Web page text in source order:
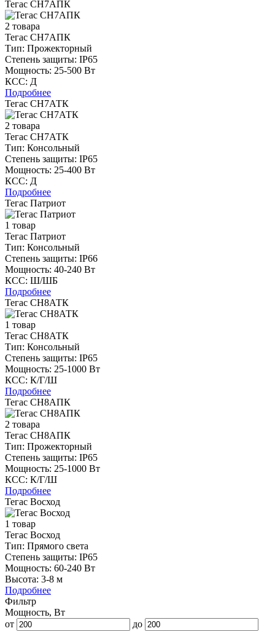
Тегас СН7АПК
2 товара
Тегас СН7АПК
Тип: Прожекторный
Степень защиты: IP65
Мощность: 25-500 Вт
КСС: Д
Подробнее
Тегас СН7АТК
2 товара
Тегас СН7АТК
Тип: Консольный
Степень защиты: IP65
Мощность: 25-400 Вт
КСС: Д
Подробнее
Тегас Патриот
1 товар
Тегас Патриот
Тип: Консольный
Степень защиты: IP66
Мощность: 40-240 Вт
КСС: Ш/ШБ
Подробнее
Тегас СН8АТК
1 товар
Тегас СН8АТК
Тип: Консольный
Степень защиты: IP65
Мощность: 25-1000 Вт
КСС: К/Г/Ш
Подробнее
Тегас СН8АПК
2 товара
Тегас СН8АПК
Тип: Прожекторный
Степень защиты: IP65
Мощность: 25-1000 Вт
КСС: К/Г/Ш
Подробнее
Тегас Восход
1 товар
Тегас Восход
Тип: Прямого света
Степень защиты: IP65
Мощность: 60-240 Вт
Высота: 3-8 м
Подробнее
Фильтр
Мощность, Вт
от
до